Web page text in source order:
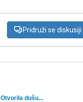
Pridruži se diskusiji
Otvorila dušu...